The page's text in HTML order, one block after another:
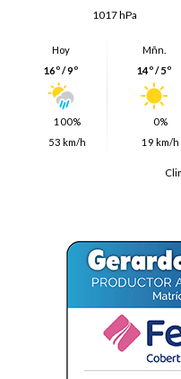
1017 hPa
Hoy
16º / 9º
100%
53 km/h
Mñn.
14º / 5º
0%
19 km/h